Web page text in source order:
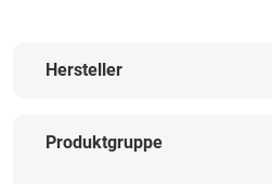
Hersteller
Produktgruppe